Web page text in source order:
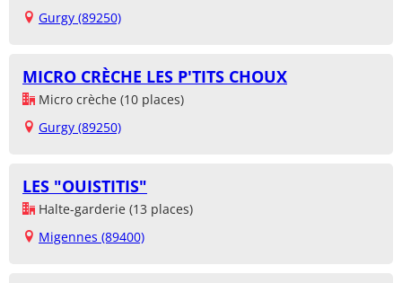
Gurgy (89250)
MICRO CRÈCHE LES P'TITS CHOUX
Micro crèche (10 places)
Gurgy (89250)
LES "OUISTITIS"
Halte-garderie (13 places)
Migennes (89400)